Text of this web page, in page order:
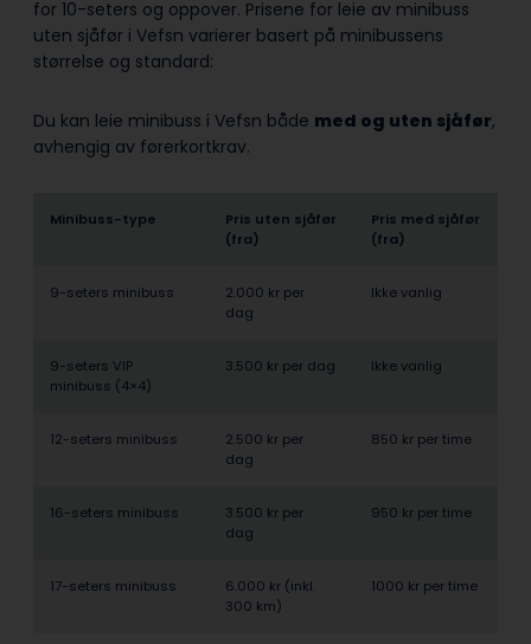
for 10-seters og oppover. Prisene for leie av minibuss
uten sjåfør i Vefsn varierer basert på minibussens
størrelse og standard:
Du kan leie minibuss i Vefsn både med og uten sjåfør,
avhengig av førerkortkrav.
Minibuss-type
Pris uten sjåfør
(fra)
Pris med sjåfør
(fra)
9-seters minibuss
2.000 kr per
dag
Ikke vanlig
9-seters VIP
minibuss (4×4)
3.500 kr per dag Ikke vanlig
12-seters minibuss
2.500 kr per
dag
850 kr per time
16-seters minibuss
3.500 kr per
dag
950 kr per time
17-seters minibuss
6.000 kr (inkl.
300 km)
1000 kr per time